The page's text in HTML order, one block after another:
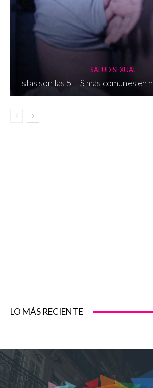
SALUD SEXUAL
Estas son las 5 ITS más comunes en
LO MÁS RECIENTE